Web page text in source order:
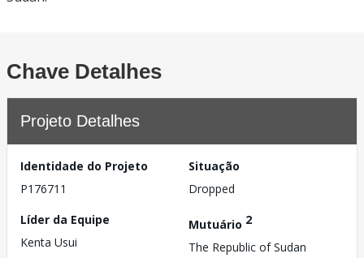
Chave Detalhes
Projeto Detalhes
Identidade do Projeto
P176711
Situação
Dropped
Líder da Equipe
Kenta Usui
Mutuário 2
The Republic of Sudan